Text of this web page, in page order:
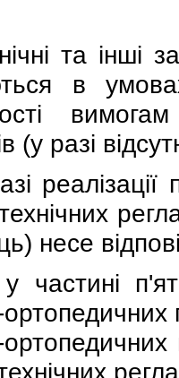
та iншi
в
(у разi
несе
п'ятiй